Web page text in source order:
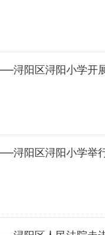
浔阳区浔阳小学开
浔阳区浔阳小学举